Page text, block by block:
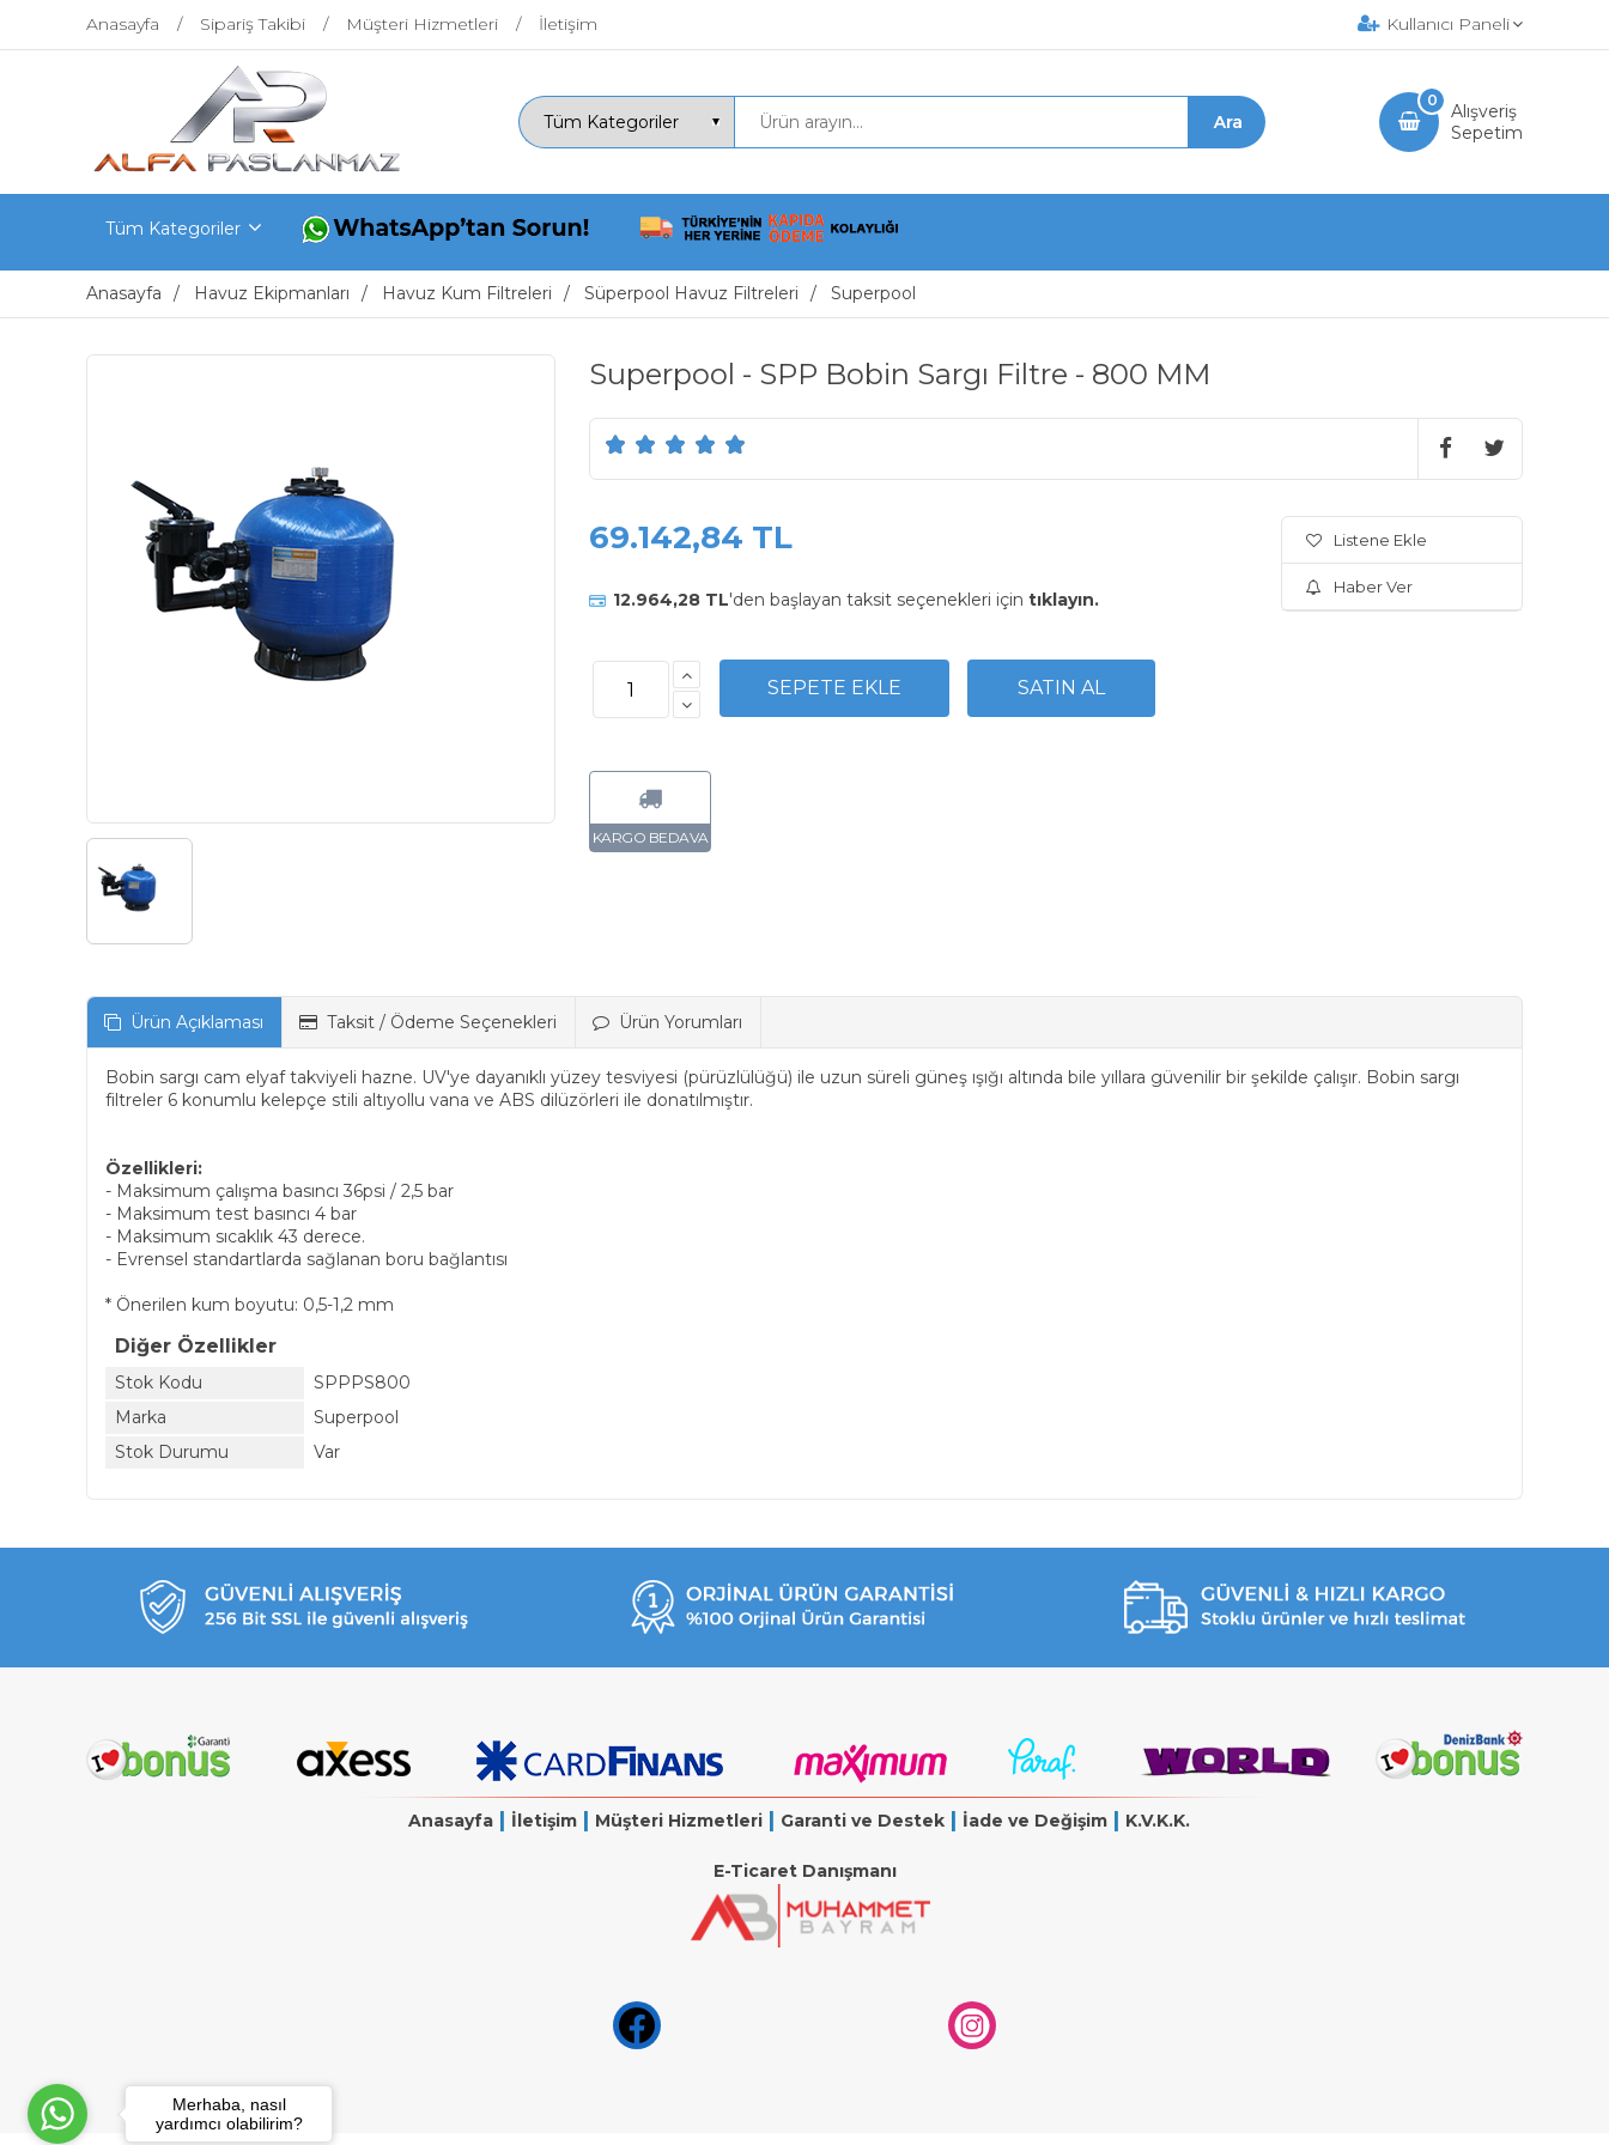
Anasayfa Sipariş Takibi Müşteri Hizmetleri İletişim Kullanıcı Paneli
Alışveriş
Sepetim
0
Tüm Kategoriler
Anasayfa Havuz Ekipmanları Havuz Kum Filtreleri Süperpool Havuz Filtreleri Superpool
Superpool - SPP Bobin Sargı Filtre - 800 MM
69.142,84 TL
12.964,28 TL'den başlayan taksit seçenekleri için tıklayın.
Listene Ekle
Haber Ver
Ürün Açıklaması Taksit / Ödeme Seçenekleri Ürün Yorumları
Bobin sargı cam elyaf takviyeli hazne. UV'ye dayanıklı yüzey tesviyesi (pürüzlülüğü) ile uzun süreli güneş ışığı altında bile yıllara güvenilir bir şekilde çalışır. Bobin sargı
filtreler 6 konumlu kelepçe stili altıyollu vana ve ABS dilüzörleri ile donatılmıştır.
Özellikleri:
- Maksimum çalışma basıncı 36psi / 2,5 bar
- Maksimum test basıncı 4 bar
- Maksimum sıcaklık 43 derece.
- Evrensel standartlarda sağlanan boru bağlantısı
* Önerilen kum boyutu: 0,5-1,2 mm
Diğer Özellikler
Stok Kodu
SPPPS800
Marka
Superpool
Stok Durumu
Var
Anasayfa| İletişim| Müşteri Hizmetleri| Garanti ve Destek| İade ve Değişim| K.V.K.K.
E-Ticaret Danışmanı
Merhaba, nasıl
yardımcı olabilirim?